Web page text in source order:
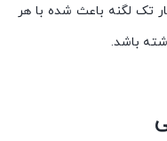
تک لگنه باعث شده با هر
باشد.